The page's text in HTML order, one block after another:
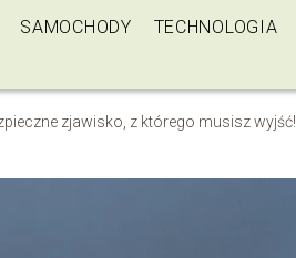
SAMOCHODY TECHNOLOGIA
zjawisko, z którego musisz wyjść!